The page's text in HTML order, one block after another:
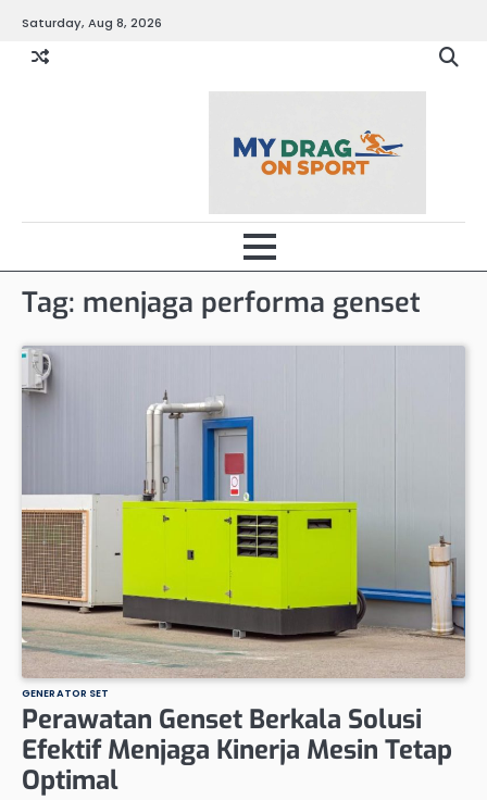
content
Saturday, Aug 8, 2026
Tag: menjaga performa genset
GENERATOR SET
Perawatan Genset Berkala Solusi
Efektif Menjaga Kinerja Mesin Tetap
Optimal